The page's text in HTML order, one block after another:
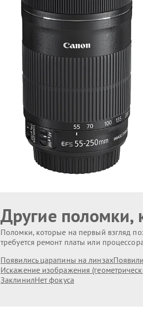
Другие поломки,
Поломки, которые на первый взгляд
требуется ремонт платы или
Появились царапины на линзах
Искажение изображения
ЗаклинилНет фокуса